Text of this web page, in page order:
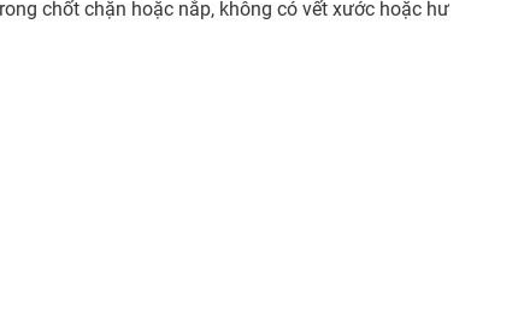
chốt chặn hoặc nắp, không có vết xước hoặc hư